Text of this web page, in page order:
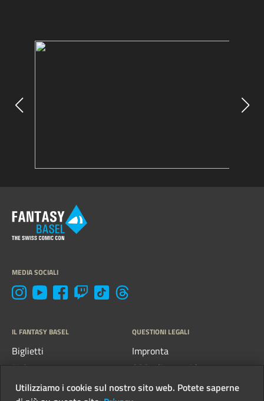
MEDIA SOCIALI
IL FANTASY BASEL
Biglietti
FAQs
Kontakt
QUESTIONI LEGALI
Impronta
CGC e linee guida
Protezione dei dati
Utilizziamo i cookie sul nostro sito web. Potete saperne